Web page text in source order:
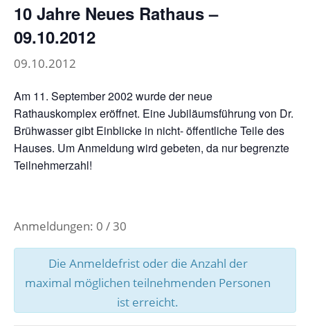
10 Jahre Neues Rathaus –
09.10.2012
09.10.2012
Am 11. September 2002 wurde der neue
Rathauskomplex eröffnet. Eine Jubiläumsführung von Dr.
Brühwasser gibt Einblicke in nicht- öffentliche Teile des
Hauses. Um Anmeldung wird gebeten, da nur begrenzte
Teilnehmerzahl!
Anmeldungen: 0 / 30
Die Anmeldefrist oder die Anzahl der
maximal möglichen teilnehmenden Personen
ist erreicht.